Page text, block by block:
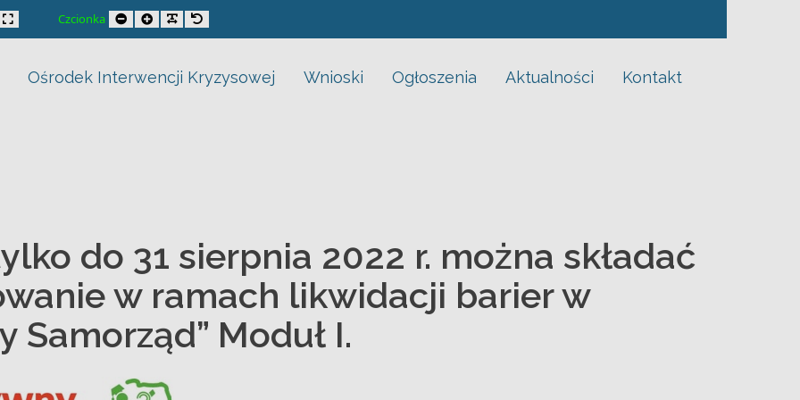
wnioski o dofinansowanie w ramach likwidacji barier w programie „Aktywny Samorząd” Moduł I.
layout
Wide layoutCzcionka Smaller Font
Larger Font
Readable Font
Default Font
Ośrodek Interwencji Kryzysowej Wnioski Ogłoszenia Aktualności Kontakt
do 31 sierpnia 2022 r. można składać
w ramach likwidacji barier w
Moduł I.